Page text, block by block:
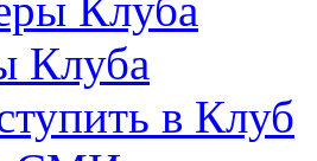
Клуба
в Клуб